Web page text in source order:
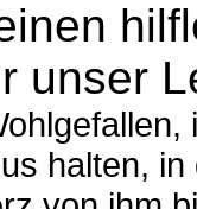
unser
halten,